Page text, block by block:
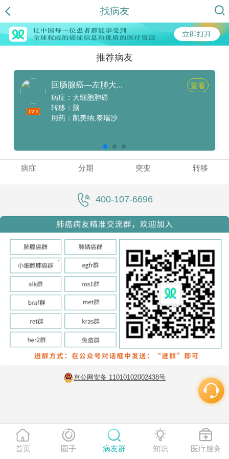
找病友
推荐病友
回肠腺癌—左肺大... 查看
病症：大细胞肺癌
转移：脑
用药：凯美纳,泰瑞沙
病症 分期 突变 转移
400-107-6696
京公网安备 11010102002438号
首页 圈子 病友群 知识 医疗服务